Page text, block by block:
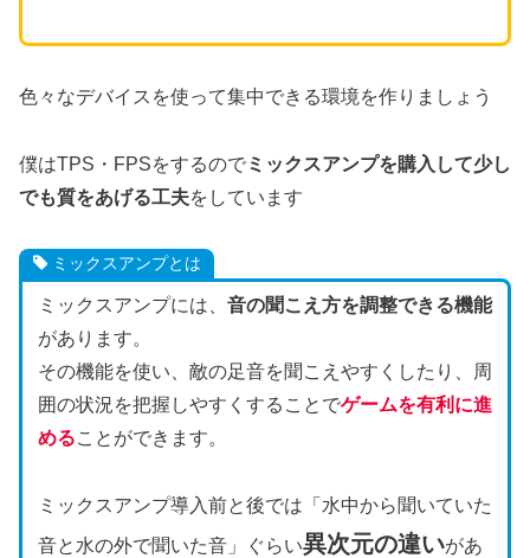
色々なデバイスを使って集中できる環境を作りましょう
僕はTPS・FPSをするのでミックスアンプを購入して少し
でも質をあげる工夫をしています
ミックスアンプとは
ミックスアンプには、 音の聞こえ方を調整できる機能
があります。
その機能を使い、敵の足音を聞こえやすくしたり、周
囲の状況を把握しやすくすることでゲームを有利に進
めることができます。
ミックスアンプ導入前と後では「水中から聞いていた
音と水の外で聞いた音」ぐらい異次元の違いがあ